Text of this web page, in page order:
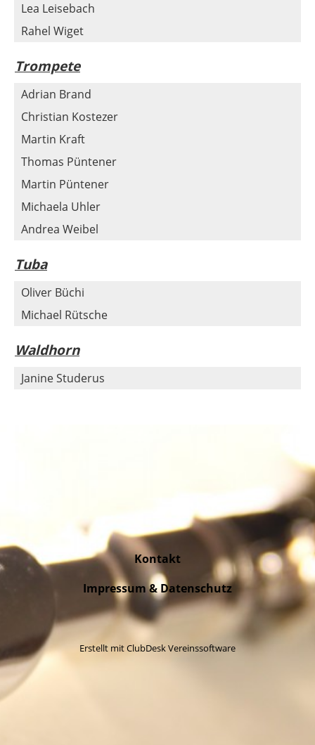
Lea Leisebach
Rahel Wiget
Trompete
Adrian Brand
Christian Kostezer
Martin Kraft
Thomas Püntener
Martin Püntener
Michaela Uhler
Andrea Weibel
Tuba
Oliver Büchi
Michael Rütsche
Waldhorn
Janine Studerus
Kontakt
Impressum & Datenschutz
Erstellt mit ClubDesk Vereinssoftware